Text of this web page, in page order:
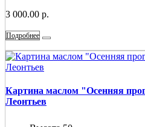
3 000.00 р.
Подробнее
Картина маслом "Осенняя
Леонтьев